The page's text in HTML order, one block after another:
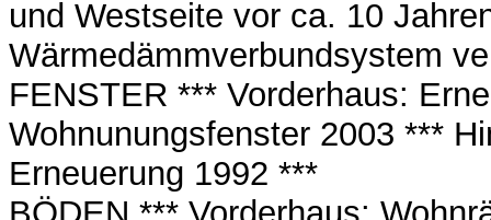
und Westseite vor ca. 10
Wärmedämmverbundsystem
FENSTER *** Vorderhaus:
Wohnunungsfenster 2003 ***
Erneuerung 1992 ***